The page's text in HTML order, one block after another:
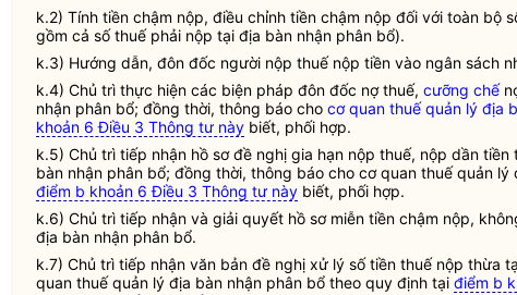
k.2) Tính tiền chậm nộp, điều chỉnh tiền chậm nộp đối với toàn bộ
gồm cả sốthuếphải nộp tại địa bàn nhận phân bổ).
k.3) Hướng dẫn, đôn đốc người nộp thuếnộp tiền vào ngân sách
k.4) Chủ trì thực hiện các biện pháp đôn đốc nợ thuế, cưỡng chế
nhận phân bổ; đồng thời, thông báo cho cơ quan thuế quản lý địa
khoản 6 Điều 3 Thông tư này biết, phối hợp.
k.5) Chủ trì tiếp nhận hồ sơ đề nghị gia hạn nộp thuế, nộp dần tiền
bàn nhận phân bổ; đồng thời, thông báo cho cơ quan thuế quản lý
điểm b khoản 6 Điều 3 Thông tư này biết, phối hợp.
k.6) Chủ trì tiếp nhận và giải quyết hồ sơ miễn tiền chậm nộp,
địa bàn nhận phân bổ.
k.7) Chủ trì tiếp nhận văn bản đề nghị xử lý số tiền thuế nộp thừa
quan thuế quản lý địa bàn nhận phân bổ theo quy định tại điểm b